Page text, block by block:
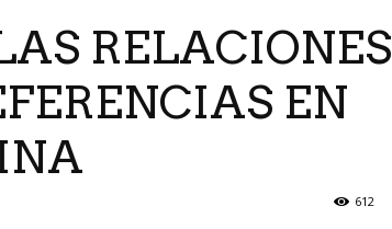
RELACIONES
EN
612